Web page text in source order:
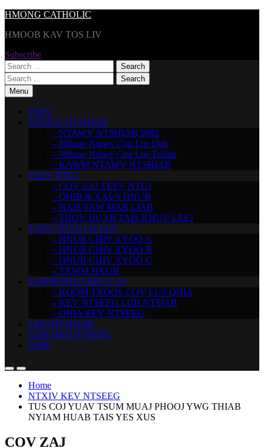
Skip
content
HMONG CATHOLIC
HMOOB KAV TOS LIV
Subscribe
Search
for:
Search
for:Menu
TSEV
NTAWV NTSHIAB
– NTAWV NTSHIAB 2002
– Nthuav Ntawv Cog Lus Qub
– Nthuav Ntawv Cog Lus Tshiab
– KAWM NTAWV NTSHIAB
TEEV NTUJ
– COV ZAJ TEEV NTUJ
– QHIB & XAUS HNUB
– HAIS SAW MAB LIAB
– THOV HUAB TAIS KHUV LEEJ
TSWV NTUJ LO LUS
– HNUB CHIV XYOO A
– HNUB CHIV XYOO B
– HNUB CHIV XYOO C
– TXWM HNUB
KAWM NTUJ KEV CAI
– KOOM TXOOS COV LUS QHIA
– KEV NTSEEG LUB NTSIAB
– QHIA KEV NTSEEG
LEEJ NTSHIAB
LUB SIAB NTSEEG
LINK
Home
NTXIV KEV NTSEEG
TUS COJ YUAV TSUM MUAJ PHOOJ YWG THIAB
NYIAM HUAB TAIS YES XUS
COV ZAJ